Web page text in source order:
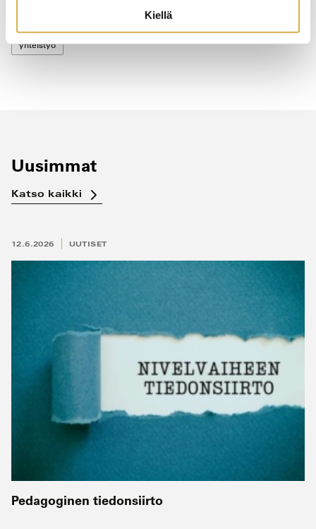
Kiellä
nopea ja hidas ajattelu
yhteistyö
Uusimmat
Katso kaikki
12.6.2026 UUTISET
Pedagoginen tiedonsiirto